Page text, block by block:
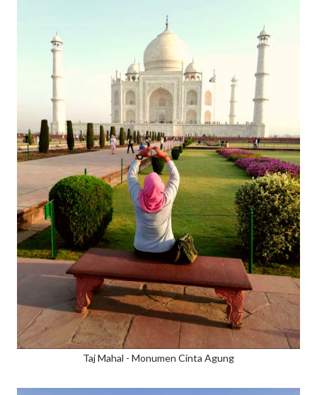
Taj Mahal - Monumen Cinta Agung